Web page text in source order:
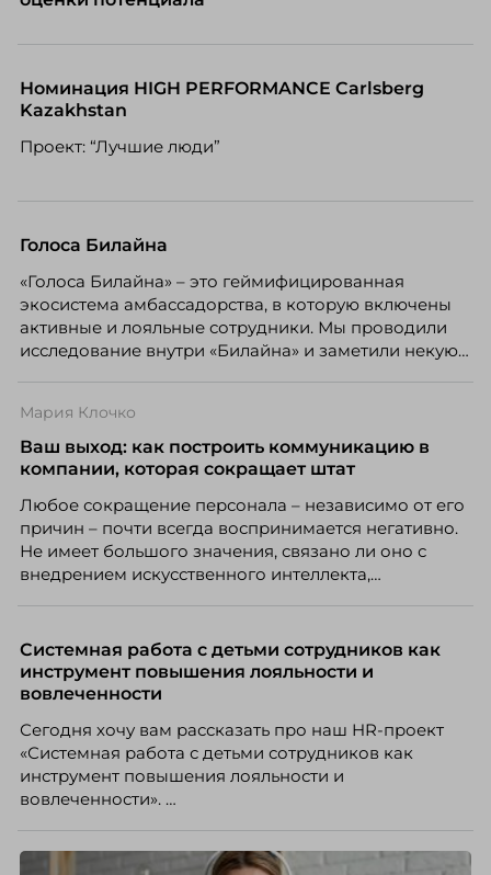
Номинация HIGH PERFORMANCE Carlsberg
Kazakhstan
Проект: “Лучшие люди”
Голоса Билайна
«Голоса Билайна» – это геймифицированная
экосистема амбассадорства, в которую включены
активные и лояльные сотрудники. Мы проводили
исследование внутри «Билайна» и заметили некую
благодарности и публичного признания.
Мария Клочко
Ваш выход: как построить коммуникацию в
компании, которая сокращает штат
Любое сокращение персонала – независимо от его
причин – почти всегда воспринимается негативно.
Не имеет большого значения, связано ли оно с
внедрением искусственного интеллекта,
структуры компании. Для сотрудников сокращения
означают потерю стабильности, а для внешнего
рынка становятся сигналом о возможных
нередко превращаются в фактор, который
негативно влияет HR-бренд работодателя.
Системная работа с детьми сотрудников как
инструмент повышения лояльности и
вовлеченности
Сегодня хочу вам рассказать про наш HR-проект
«Системная работа с детьми сотрудников как
инструмент повышения лояльности и
вовлеченности».